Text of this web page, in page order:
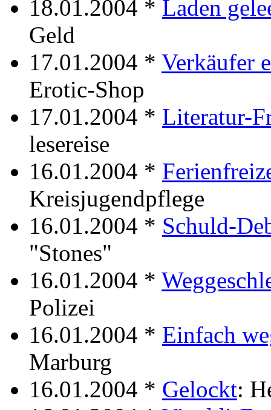
18.01.2004 * Laden
Geld
17.01.2004 * Verkäufer
Erotic-Shop
17.01.2004 * Literatur-
lesereise
16.01.2004 *
Kreisjugendpflege
16.01.2004 * Schuld-
"Stones"
16.01.2004 *
Polizei
16.01.2004 * Einfach
Marburg
16.01.2004 * Gelockt: